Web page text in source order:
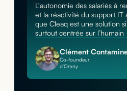
L'autonomie des salariés à
et la réactivité du support IT
que Cleaq est une solution
surtout centrée sur l’humain
Clément
Co-foundeur
d'Omny